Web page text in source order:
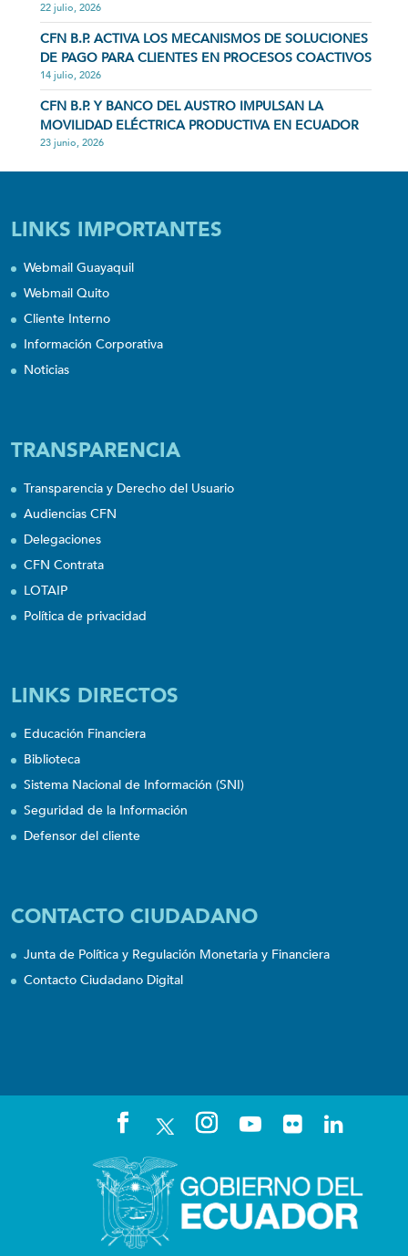
22 julio, 2026
CFN B.P. ACTIVA LOS MECANISMOS DE SOLUCIONES
DE PAGO PARA CLIENTES EN PROCESOS COACTIVOS
14 julio, 2026
CFN B.P. Y BANCO DEL AUSTRO IMPULSAN LA
MOVILIDAD ELÉCTRICA PRODUCTIVA EN ECUADOR
23 junio, 2026
LINKS IMPORTANTES
Webmail Guayaquil
Webmail Quito
Cliente Interno
Información Corporativa
Noticias
TRANSPARENCIA
Transparencia y Derecho del Usuario
Audiencias CFN
Delegaciones
CFN Contrata
LOTAIP
Política de privacidad
LINKS DIRECTOS
Educación Financiera
Biblioteca
Sistema Nacional de Información (SNI)
Seguridad de la Información
Defensor del cliente
CONTACTO CIUDADANO
Junta de Política y Regulación Monetaria y Financiera
Contacto Ciudadano Digital